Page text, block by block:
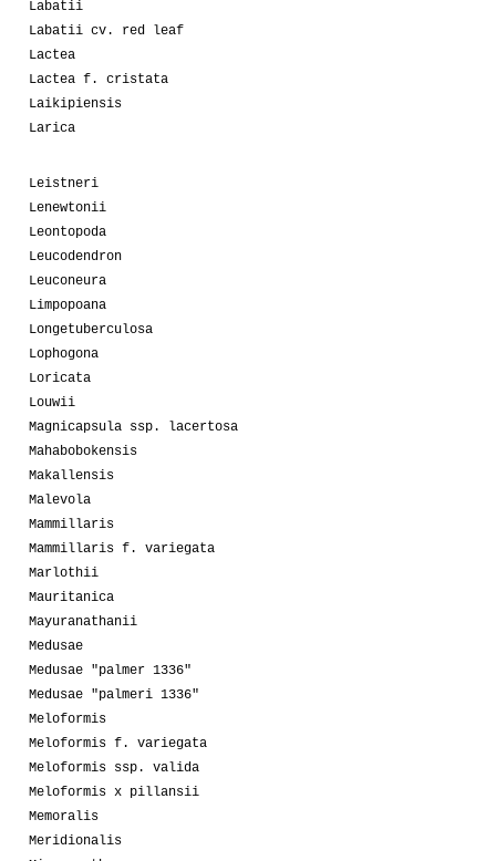
Labatii
Labatii cv. red leaf
Lactea
Lactea f. cristata
Laikipiensis
Larica
Leistneri
Lenewtonii
Leontopoda
Leucodendron
Leuconeura
Limpopoana
Longetuberculosa
Lophogona
Loricata
Louwii
Magnicapsula ssp. lacertosa
Mahabobokensis
Makallensis
Malevola
Mammillaris
Mammillaris f. variegata
Marlothii
Mauritanica
Mayuranathanii
Medusae
Medusae "palmer 1336"
Medusae "palmeri 1336"
Meloformis
Meloformis f. variegata
Meloformis ssp. valida
Meloformis x pillansii
Memoralis
Meridionalis